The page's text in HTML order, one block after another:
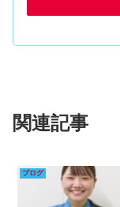
関連記事
ブログ